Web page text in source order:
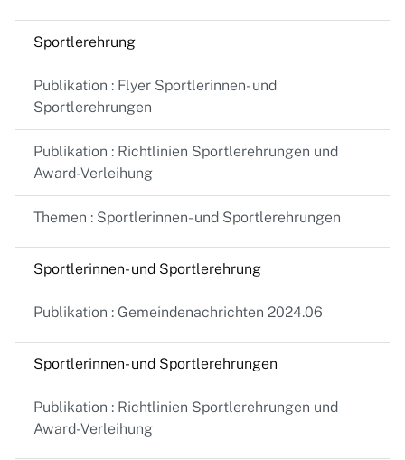
Sportlerehrung
Publikation : Flyer Sportlerinnen- und
Sportlerehrungen
Publikation : Richtlinien Sportlerehrungen und
Award-Verleihung
Themen : Sportlerinnen- und Sportlerehrungen
Sportlerinnen- und Sportlerehrung
Publikation : Gemeindenachrichten 2024.06
Sportlerinnen- und Sportlerehrungen
Publikation : Richtlinien Sportlerehrungen und
Award-Verleihung